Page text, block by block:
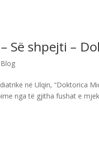
Së shpejti –
Blog
në Ulqin, “Doktorica
nga të gjitha fushat e